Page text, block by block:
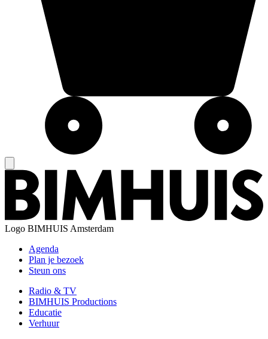
Logo BIMHUIS Amsterdam
Agenda
Plan je bezoek
Steun ons
Radio & TV
BIMHUIS Productions
Educatie
Verhuur